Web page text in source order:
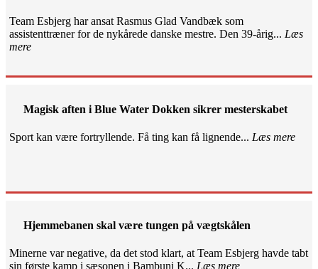
Team Esbjerg har ansat Rasmus Glad Vandbæk som
assistenttræner for de nykårede danske mestre. Den 39-årig... Læs
mere
Magisk aften i Blue Water Dokken sikrer mesterskabet
Sport kan være fortryllende. Få ting kan få lignende... Læs mere
Hjemmebanen skal være tungen på vægtskålen
Minerne var negative, da det stod klart, at Team Esbjerg havde tabt
sin første kamp i sæsonen i Bambuni K... Læs mere